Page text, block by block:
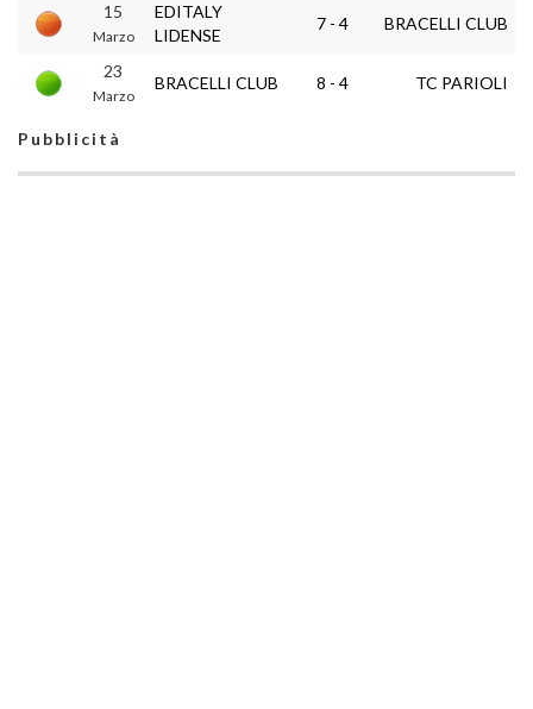
15
Marzo
EDITALY
LIDENSE
7 - 4 BRACELLI CLUB
23
Marzo
BRACELLI CLUB 8 - 4 TC PARIOLI
Pubblicità